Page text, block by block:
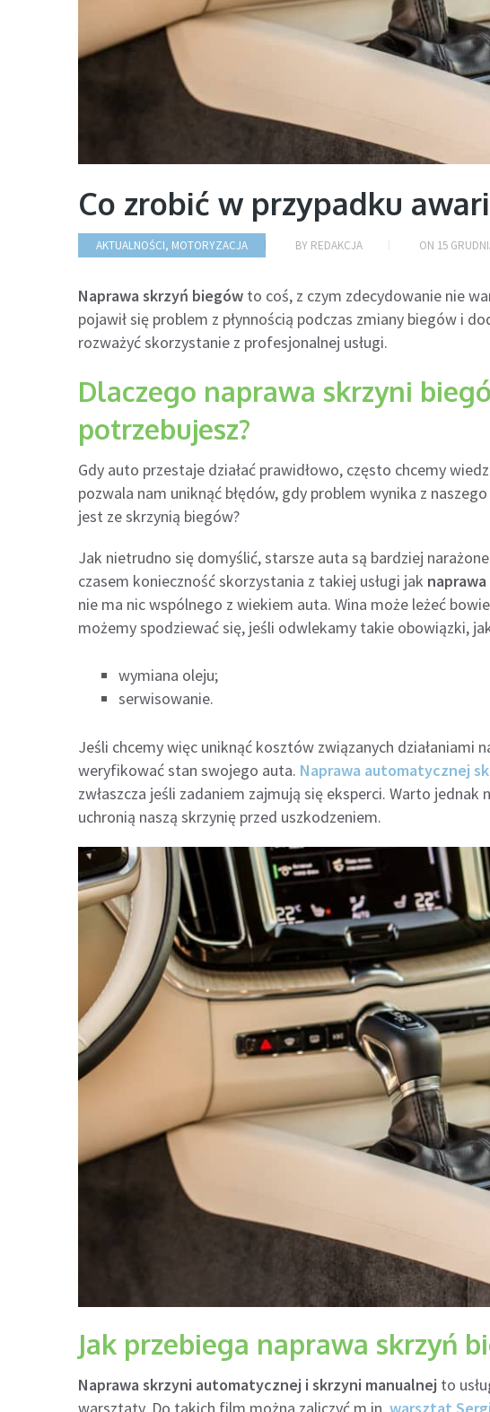
Co zrobić w przypadku
AKTUALNOŚCI, MOTORYZACJA BY REDAKCJA ON 15
Naprawa skrzyń biegów to coś, z czym zdecydowanie nie
pojawił się problem z płynnością podczas zmiany biegów i
rozważyć skorzystanie z profesjonalnej usługi.
Dlaczego naprawa skrzyni
potrzebujesz?
Gdy auto przestaje działać prawidłowo, często chcemy
pozwala nam uniknąć błędów, gdy problem wynika z
jest ze skrzynią biegów?
Jak nietrudno się domyślić, starsze auta są bardziej
czasem konieczność skorzystania z takiej usługi jak
nie ma nic wspólnego z wiekiem auta. Wina może leżeć
możemy spodziewać się, jeśli odwlekamy takie obowiązki,
wymiana oleju;
serwisowanie.
Jeśli chcemy więc uniknąć kosztów związanych działaniami
weryfikować stan swojego auta. Naprawa automatycznej
zwłaszcza jeśli zadaniem zajmują się eksperci. Warto
uchronią naszą skrzynię przed uszkodzeniem.
Jak przebiega naprawa skrzyń
Naprawa skrzyni automatycznej i skrzyni manualnej to